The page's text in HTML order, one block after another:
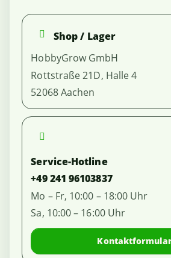
Shop / Lager
HobbyGrow GmbH
Rottstraße 21D, Halle 4
52068 Aachen
Service-Hotline
+49 241 96103837
Mo – Fr, 10:00 – 18:00 Uhr
Sa, 10:00 – 16:00 Uhr